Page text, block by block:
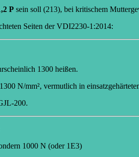
P sein soll (213), bei kritischem
Seiten der VDI2230-1:2014:
1300 heißen.
N/mm², vermutlich in
200.
1000 N (oder 1E3)